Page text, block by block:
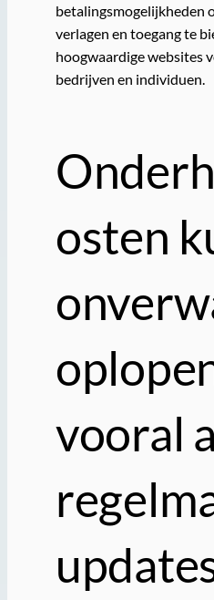
betalingsmogelijkheden
verlagen en toegang te
hoogwaardige websites
bedrijven en individuen.
osten
vooral